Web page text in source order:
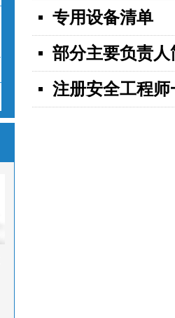
넷 专用设备清单
넷 部分主要负责人
넷 注册安全工程师